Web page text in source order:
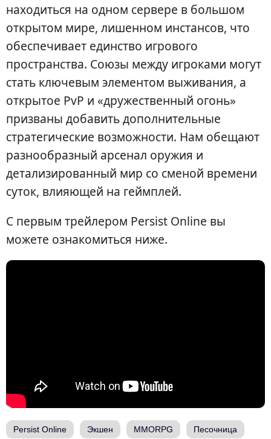
находиться на одном сервере в большом
открытом мире, лишенном инстансов, что
обеспечивает единство игрового
пространства. Союзы между игроками могут
стать ключевым элементом выживания, а
открытое PvP и «дружественный огонь»
призваны добавить дополнительные
стратегические возможности. Нам обещают
разнообразный арсенал оружия и
детализированный мир со сменой времени
суток, влияющей на геймплей.
С первым трейлером Persist Online вы
можете ознакомиться ниже.
Persist Online Экшен MMORPG Песочница